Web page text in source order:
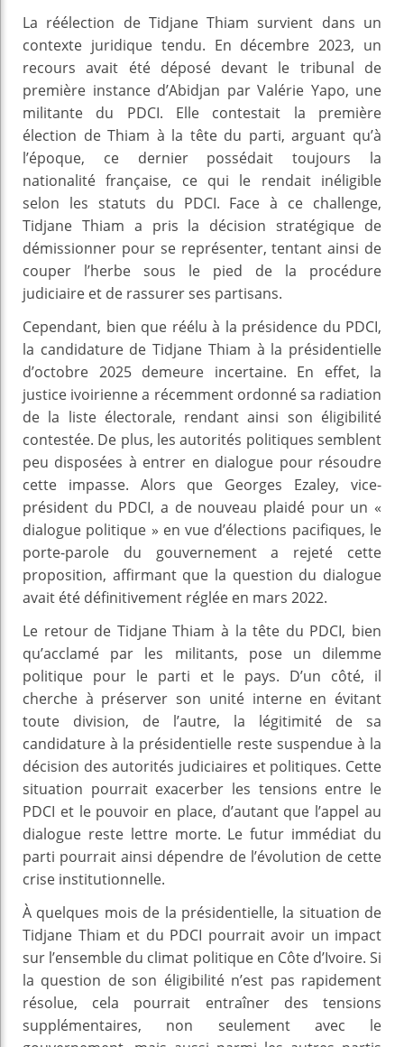
La réélection de Tidjane Thiam survient dans un
contexte juridique tendu. En décembre 2023, un
recours avait été déposé devant le tribunal de
première instance d’Abidjan par Valérie Yapo, une
militante du PDCI. Elle contestait la première
élection de Thiam à la tête du parti, arguant qu’à
l’époque, ce dernier possédait toujours la
nationalité française, ce qui le rendait inéligible
selon les statuts du PDCI. Face à ce challenge,
Tidjane Thiam a pris la décision stratégique de
démissionner pour se représenter, tentant ainsi de
couper l’herbe sous le pied de la procédure
judiciaire et de rassurer ses partisans.
Cependant, bien que réélu à la présidence du PDCI,
la candidature de Tidjane Thiam à la présidentielle
d’octobre 2025 demeure incertaine. En effet, la
justice ivoirienne a récemment ordonné sa radiation
de la liste électorale, rendant ainsi son éligibilité
contestée. De plus, les autorités politiques semblent
peu disposées à entrer en dialogue pour résoudre
cette impasse. Alors que Georges Ezaley, vice-
président du PDCI, a de nouveau plaidé pour un «
dialogue politique » en vue d’élections pacifiques, le
porte-parole du gouvernement a rejeté cette
proposition, affirmant que la question du dialogue
avait été définitivement réglée en mars 2022.
Le retour de Tidjane Thiam à la tête du PDCI, bien
qu’acclamé par les militants, pose un dilemme
politique pour le parti et le pays. D’un côté, il
cherche à préserver son unité interne en évitant
toute division, de l’autre, la légitimité de sa
candidature à la présidentielle reste suspendue à la
décision des autorités judiciaires et politiques. Cette
situation pourrait exacerber les tensions entre le
PDCI et le pouvoir en place, d’autant que l’appel au
dialogue reste lettre morte. Le futur immédiat du
parti pourrait ainsi dépendre de l’évolution de cette
crise institutionnelle.
À quelques mois de la présidentielle, la situation de
Tidjane Thiam et du PDCI pourrait avoir un impact
sur l’ensemble du climat politique en Côte d’Ivoire. Si
la question de son éligibilité n’est pas rapidement
résolue, cela pourrait entraîner des tensions
supplémentaires, non seulement avec le